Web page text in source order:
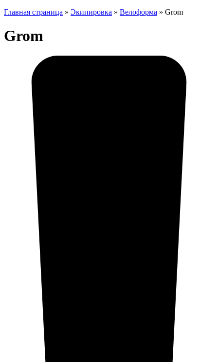
Главная страница » Экипировка » Велоформа » Grom
Grom